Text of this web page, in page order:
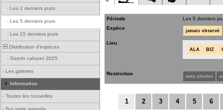
- Les 2 derniers jours
- Les 5 derniers jours
- Les 15 derniers jours
Distribution d'espèces
- Sizerin cabaret 2025
- Les galeries
Information
- Toutes les nouvelles
- Sur votre agenda
Période
Les 5 derniers
Espèce
jamais observé
Lieu
ALA BIZ
Restriction avec photos
1 2 3 4 5 6